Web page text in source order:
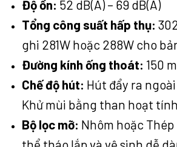
Độ ồn: 52 dB(A) – 69 dB(A)
Tổng công suất hấp thụ:
ghi 281W hoặc 288W cho
Đường kính ống thoát: 150
Chế độ hút: Hút đẩy ra
Khử mùi bằng than hoạt
Bộ lọc mỡ: Nhôm hoặc